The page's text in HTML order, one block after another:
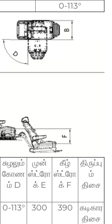
0-113°
சுழலும்
கோண
ம் D
முன்
ஸ்ட்ரோ
க் E
கீழ்
ஸ்ட்ரோ
க் F
திருப்பு
ம்
திசை
0-113° 300 390
கடிகார
திசை